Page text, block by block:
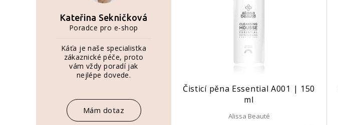
Kateřina Sekničková
Poradce pro e-shop
Káťa je naše specialistka
zákaznické péče, proto
vám vždy poradí jak
nejlépe dovede.
Mám dotaz
Čisticí pěna Essential A001 | 150
ml
Alissa Beauté